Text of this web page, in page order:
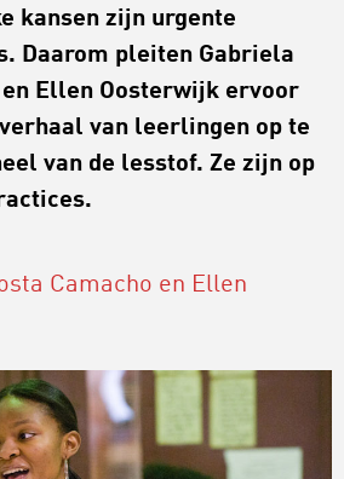
kansen zijn urgente
Daarom pleiten Gabriela
en Ellen Oosterwijk ervoor
van leerlingen op te
van de lesstof. Ze zijn op
Camacho en Ellen